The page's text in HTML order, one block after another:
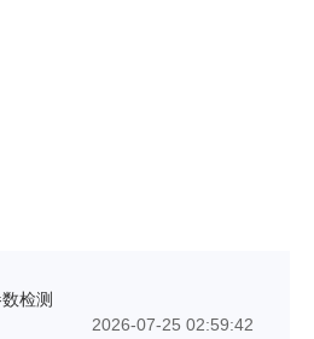
检测
2026-07-25 02:59:42